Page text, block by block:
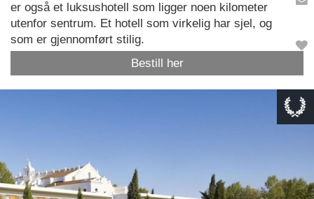
er også et luksushotell som ligger noen kilometer
utenfor sentrum. Et hotell som virkelig har sjel, og
som er gjennomført stilig.
Bestill her
OK